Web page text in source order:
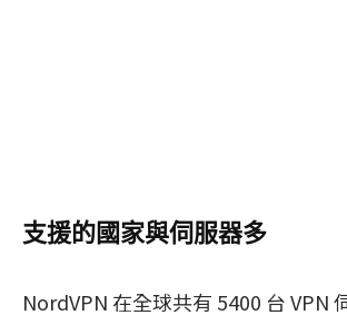
支援的國家與伺服器多
NordVPN 在全球共有 5400 台 VPN